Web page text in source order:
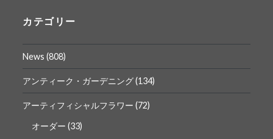
ロ
フ
ー
ル
で
表
示
ロ
フ
ー
ル
で
表
示
カテゴリー
News (808)
アンティーク・ガーデニング(134)
アーティフィシャルフラワー (72)
オーダー (33)